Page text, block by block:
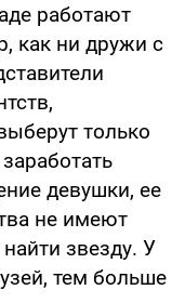
работают
как ни дружи с
только
девушки, ее
не имеют
звезду. У
тем больше